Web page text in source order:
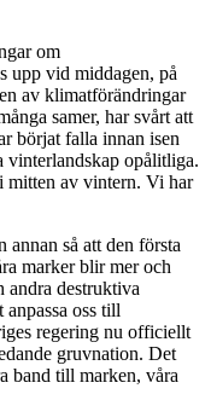
om
upp vid middagen, på
av klimatförändringar
samer, har svårt att
börjat falla innan isen
vinterlandskap opålitliga.
mitten av vintern. Vi har
så att den första
marker blir mer och
andra destruktiva
oss till
regering nu officiellt
gruvnation. Det
band till marken, våra